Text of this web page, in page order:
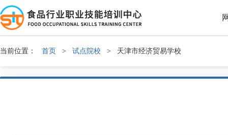
当前位置： 首页 > 试点院校 > 天津市经济贸易学校